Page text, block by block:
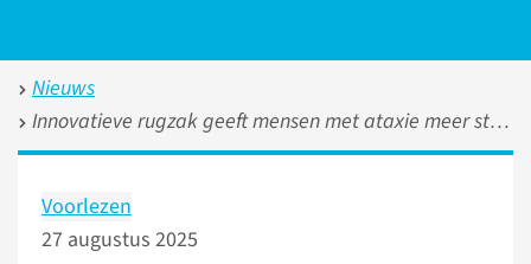
Nieuws
Innovatieve rugzak geeft mensen met ataxie meer stabiliteit
Voorlezen
27 augustus 2025